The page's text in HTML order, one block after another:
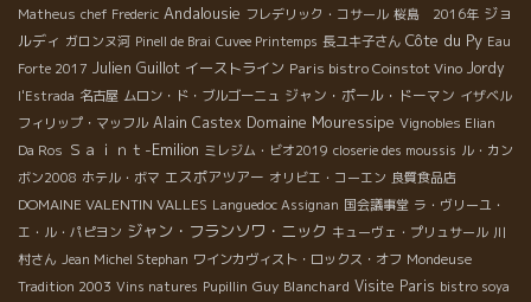
Matheus chef Frederic Andalousie フレデリック・コサール 桜島 2016年 ジョ
ルディ ガロンヌ河 Pinell de Brai Cuvee Printemps 長ユキ子さん Côte du Py Eau
Forte 2017 Julien Guillot イーストライン Paris bistro Coinstot Vino Jordy
l'Estrada 名古屋 ムロン・ド・ブルゴーニュ ジャン・ポール・ドーマン イザベル
フィリップ・マッフル Alain Castex Domaine Mouressipe Vignobles Elian
Da Ros Ｓａｉｎｔ-Emilion ミレジム・ビオ2019 closerie des moussis ル・カン
ボン2008 ホテル・ボマ エスポアツアー オリビエ・コーエン 良質食品店
DOMAINE VALENTIN VALLES Languedoc Assignan 国会議事堂 ラ・ヴリーユ・
エ・ル・パピヨン ジャン・フランソワ・ニック キューヴェ・プリュサール 川
村さん Jean Michel Stephan ワインカヴィスト・ロックス・オフ Mondeuse
Tradition 2003 Vins natures Pupillin Guy Blanchard Visite Paris bistro soya